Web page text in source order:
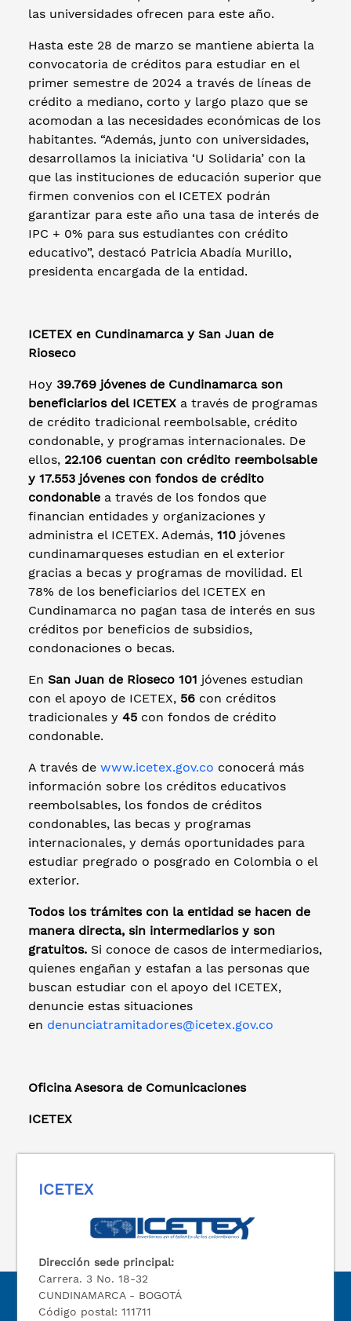
las universidades ofrecen para este año.
Hasta este 28 de marzo se mantiene abierta la
convocatoria de créditos para estudiar en el
primer semestre de 2024 a través de líneas de
crédito a mediano, corto y largo plazo que se
acomodan a las necesidades económicas de los
habitantes. “Además, junto con universidades,
desarrollamos la iniciativa ‘U Solidaria’ con la
que las instituciones de educación superior que
firmen convenios con el ICETEX podrán
garantizar para este año una tasa de interés de
IPC + 0% para sus estudiantes con crédito
educativo”, destacó Patricia Abadía Murillo,
presidenta encargada de la entidad.
ICETEX en Cundinamarca y San Juan de
Rioseco
Hoy 39.769 jóvenes de Cundinamarca son
beneficiarios del ICETEX a través de programas
de crédito tradicional reembolsable, crédito
condonable, y programas internacionales. De
ellos, 22.106 cuentan con crédito reembolsable
y 17.553 jóvenes con fondos de crédito
condonable a través de los fondos que
financian entidades y organizaciones y
administra el ICETEX. Además, 110 jóvenes
cundinamarqueses estudian en el exterior
gracias a becas y programas de movilidad. El
78% de los beneficiarios del ICETEX en
Cundinamarca no pagan tasa de interés en sus
créditos por beneficios de subsidios,
condonaciones o becas.
En San Juan de Rioseco 101 jóvenes estudian
con el apoyo de ICETEX, 56 con créditos
tradicionales y 45 con fondos de crédito
condonable.
A través de www.icetex.gov.co conocerá más
información sobre los créditos educativos
reembolsables, los fondos de créditos
condonables, las becas y programas
internacionales, y demás oportunidades para
estudiar pregrado o posgrado en Colombia o el
exterior.
Todos los trámites con la entidad se hacen de
manera directa, sin intermediarios y son
gratuitos. Si conoce de casos de intermediarios,
quienes engañan y estafan a las personas que
buscan estudiar con el apoyo del ICETEX,
denuncie estas situaciones
en denunciatramitadores@icetex.gov.co
Oficina Asesora de Comunicaciones
ICETEX
ICETEX
Dirección sede principal:
Carrera. 3 No. 18-32
CUNDINAMARCA - BOGOTÁ
Código postal: 111711